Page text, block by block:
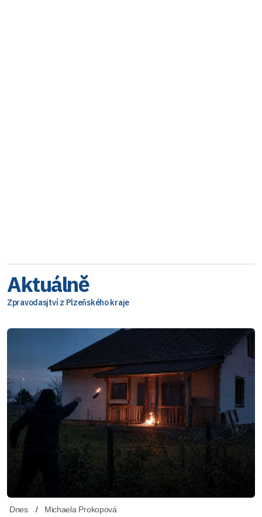
Aktuálně
Zpravodasjtví z Plzeňského kraje
Dnes Michaela Prokopová